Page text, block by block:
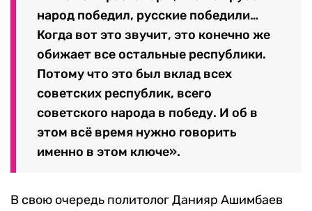
народ победил, русские победили…
Когда вот это звучит, это конечно же
обижает все остальные республики.
Потому что это был вклад всех
советских республик, всего
советского народа в победу. И об в
этом всё время нужно говорить
именно в этом ключе».
В свою очередь политолог Данияр Ашимбаев